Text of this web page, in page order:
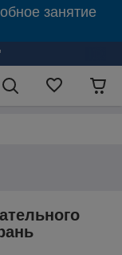
занятие